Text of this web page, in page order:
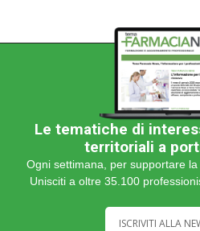
Le tematiche di
territoriali a
Ogni settimana, per supportare
Unisciti a oltre 35.100
ISCRIVITI ALLA